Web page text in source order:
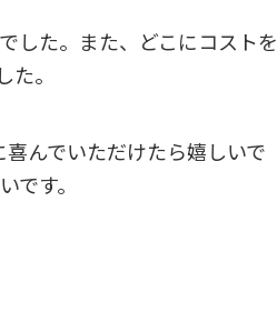
した。また、どこにコストを
。
んでいただけたら嬉しいで
です。